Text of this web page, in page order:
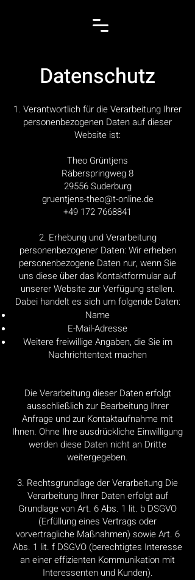
Datenschutz
1. Verantwortlich für die Verarbeitung Ihrer
personenbezogenen Daten auf dieser
Website ist:
Theo Grüntjens
Räberspringweg 8
29556 Suderburg
gruentjens-theo@t-online.de
+49 172 7668841‬
2. Erhebung und Verarbeitung
personenbezogener Daten: Wir erheben
personenbezogene Daten nur, wenn Sie
uns diese über das Kontaktformular auf
unserer Website zur Verfügung stellen.
Dabei handelt es sich um folgende Daten:
Name
E-Mail-Adresse
Weitere freiwillige Angaben, die Sie im
Nachrichtentext machen
Die Verarbeitung dieser Daten erfolgt
ausschließlich zur Bearbeitung Ihrer
Anfrage und zur Kontaktaufnahme mit
Ihnen. Ohne Ihre ausdrückliche Einwilligung
werden diese Daten nicht an Dritte
weitergegeben.
3. Rechtsgrundlage der Verarbeitung Die
Verarbeitung Ihrer Daten erfolgt auf
Grundlage von Art. 6 Abs. 1 lit. b DSGVO
(Erfüllung eines Vertrags oder
vorvertragliche Maßnahmen) sowie Art. 6
Abs. 1 lit. f DSGVO (berechtigtes Interesse
an einer effizienten Kommunikation mit
Interessenten und Kunden).